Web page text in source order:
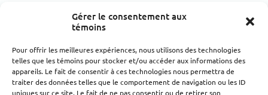
Gérer le consentement aux
témoins
Pour offrir les meilleures expériences, nous utilisons des technologies
telles que les témoins pour stocker et/ou accéder aux informations des
appareils. Le fait de consentir à ces technologies nous permettra de
traiter des données telles que le comportement de navigation ou les ID
uniques sur ce site. Le fait de ne pas consentir ou de retirer son